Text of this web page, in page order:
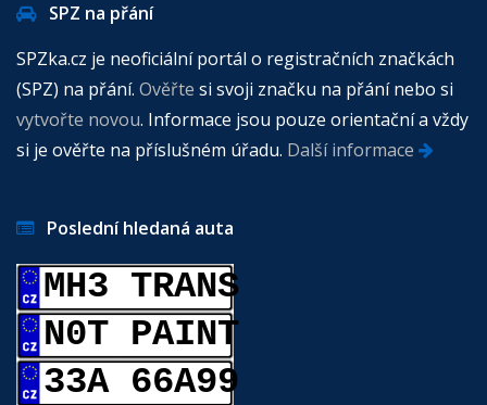
SPZ na přání
SPZka.cz je neoficiální portál o registračních značkách
(SPZ) na přání. Ověřte si svoji značku na přání nebo si
vytvořte novou. Informace jsou pouze orientační a vždy
si je ověřte na příslušném úřadu. Další informace
Poslední hledaná auta
MH3 TRANS
N0T PAINT
33A 66A99